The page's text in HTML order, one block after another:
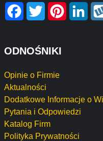
Facebook
Twitter Pinterest
ODNOŚNIKI
Opinie o Firmie
Aktualności
Dodatkowe Informacje o
Pytania i Odpowiedzi
Katalog Firm
Polityka Prywatności